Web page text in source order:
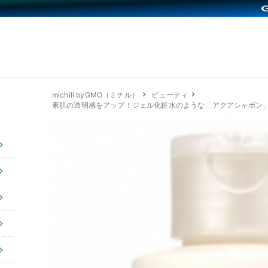
michill byGMO（ミチル）
ビューティ
素肌の透明感をアップ！ジェル化粧水のような「アクアシャボン